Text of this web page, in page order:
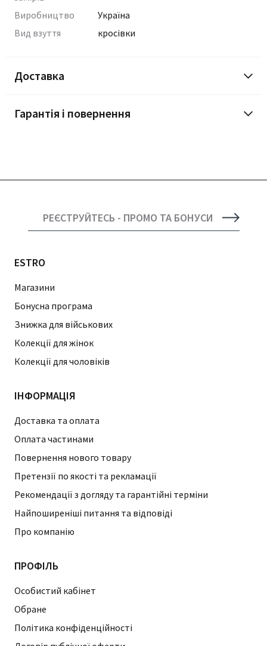
Виробництво
Україна
Вид взуття
кросівки
Доставка
Гарантія і повернення
РЕЄСТРУЙТЕСЬ - ПРОМО ТА БОНУСИ
ESTRO
Магазини
Бонусна програма
Знижка для військових
Колекції для жінок
Колекції для чоловіків
ІНФОРМАЦІЯ
Доставка та оплата
Оплата частинами
Повернення нового товару
Претензії по якості та рекламації
Рекомендації з догляду та гарантійні терміни
Найпоширеніші питання та відповіді
Про компанію
ПРОФІЛЬ
Особистий кабінет
Обране
Політика конфіденційності